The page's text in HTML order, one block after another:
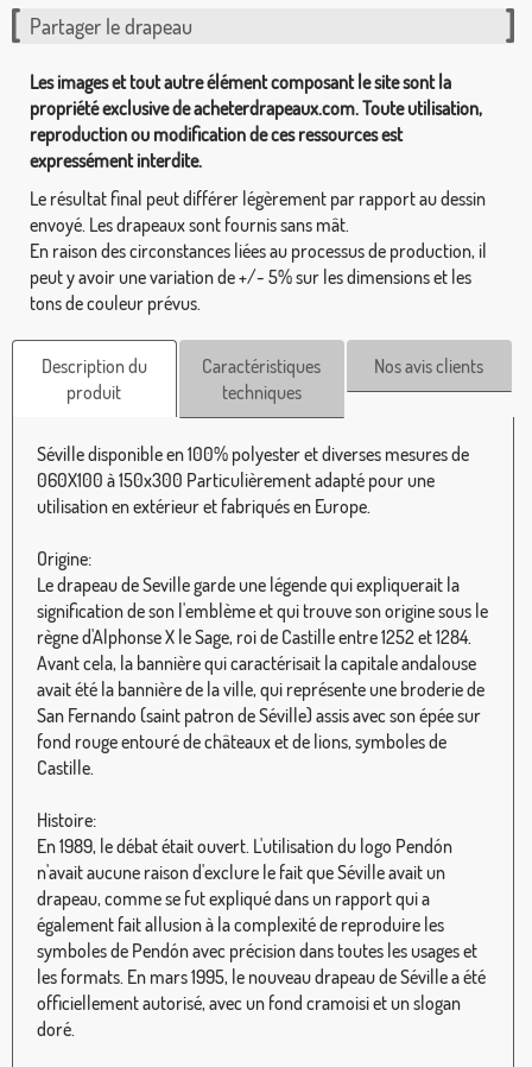
Partager le drapeau
Les images et tout autre élément composant le site sont la
propriété exclusive de acheterdrapeaux.com. Toute utilisation,
reproduction ou modification de ces ressources est
expressément interdite.
Le résultat final peut différer légèrement par rapport au dessin
envoyé. Les drapeaux sont fournis sans mât.
En raison des circonstances liées au processus de production, il
peut y avoir une variation de +/- 5% sur les dimensions et les
tons de couleur prévus.
Description du
produit
Caractéristiques
techniques
Nos avis clients
Séville disponible en 100% polyester et diverses mesures de
060X100 à 150x300 Particulièrement adapté pour une
utilisation en extérieur et fabriqués en Europe.
Origine:
Le drapeau de Seville garde une légende qui expliquerait la
signification de son l'emblème et qui trouve son origine sous le
règne d'Alphonse X le Sage, roi de Castille entre 1252 et 1284.
Avant cela, la bannière qui caractérisait la capitale andalouse
avait été la bannière de la ville, qui représente une broderie de
San Fernando (saint patron de Séville) assis avec son épée sur
fond rouge entouré de châteaux et de lions, symboles de
Castille.
Histoire:
En 1989, le débat était ouvert. L'utilisation du logo Pendón
n'avait aucune raison d'exclure le fait que Séville avait un
drapeau, comme se fut expliqué dans un rapport qui a
également fait allusion à la complexité de reproduire les
symboles de Pendón avec précision dans toutes les usages et
les formats. En mars 1995, le nouveau drapeau de Séville a été
officiellement autorisé, avec un fond cramoisi et un slogan
doré.